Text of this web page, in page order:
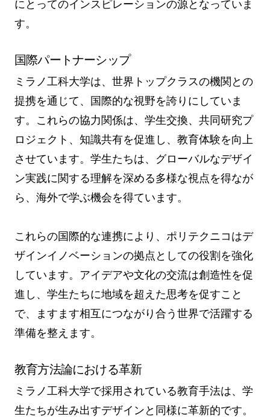
にとってのインスピレーションの源となっていま
す。
国際パートナーシップ
ミラノ工科大学は、世界トップクラスの機関との
提携を通じて、国際的な視野を誇りにしていま
す。これらの協力関係は、学生交換、共同研究プ
ロジェクト、知識共有を促進し、教育体験を向上
させています。学生たちは、グローバルなデザイ
ン実践に関する理解を深める多様な視点を得なが
ら、海外で学ぶ機会を得ています。
これらの国際的な連携により、ポリテクニコはデ
ザインイノベーションの拠点としての役割を強化
しています。アイデアや文化の交流は創造性を促
進し、学生たちに地域を超えた思考を促すこと
で、ますます相互につながり合う世界で活躍する
準備を整えます。
教育方法論における革新
ミラノ工科大学で採用されている教育手法は、学
生たちが生み出すデザインと同様に革新的です。